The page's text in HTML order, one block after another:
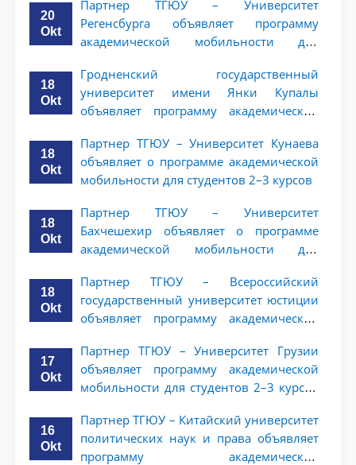
20
Okt
Партнер ТГЮУ – Университет
Регенсбурга объявляет программу
академической мобильности для
18
Okt
Гродненский государственный
университет имени Янки Купалы
объявляет программу академической
ТГЮУ
18
Okt
Партнер ТГЮУ – Университет Кунаева
объявляет о программе академической
мобильности для студентов 2–3 курсов
18
Okt
Партнер ТГЮУ – Университет
Бахчешехир объявляет о программе
академической мобильности для
18
Okt
Партнер ТГЮУ – Всероссийский
государственный университет юстиции
объявляет программу академической
ТГЮУ
17
Okt
Партнер ТГЮУ – Университет Грузии
объявляет программу академической
мобильности для студентов 2–3 курсов
16
Okt
Партнер ТГЮУ – Китайский университет
политических наук и права объявляет
программу академической